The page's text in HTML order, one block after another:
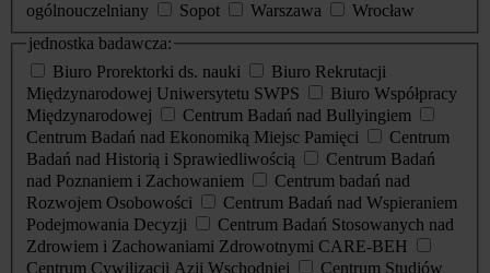
ogólnouczelniany
Sopot Warszawa
Wrocław
jednostka badawcza:
Biuro Prorektorki ds. nauki
Biuro Rekrutacji
Międzynarodowej Uniwersytetu SWPS
Biuro Współpracy
Międzynarodowej
Centrum Badań nad Bullyingiem
Centrum Badań nad Ekonomiką Miejsc Pamięci
Centrum
Badań nad Historią i Sprawiedliwością
Centrum Badań
nad Poznaniem i Zachowaniem
Centrum badań nad
Rozwojem Osobowości
Centrum Badań nad Wspieraniem
Podejmowania Decyzji
Centrum Badań Stosowanych nad
Zdrowiem i Zachowaniami Zdrowotnymi CARE-BEH
Centrum Cywilizacji Azji Wschodniej
Centrum Studiów